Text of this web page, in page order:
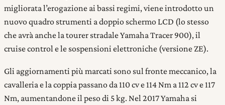
migliorata l’erogazione ai bassi regimi, viene introdotto un
nuovo quadro strumenti a doppio schermo LCD (lo stesso
che avrà anche la tourer stradale Yamaha Tracer 900), il
cruise control e le sospensioni elettroniche (versione ZE).
Gli aggiornamenti più marcati sono sul fronte meccanico, la
cavalleria e la coppia passano da 110 cv e 114 Nm a 112 cv e 117
Nm, aumentandone il peso di 5 kg. Nel 2017 Yamaha si